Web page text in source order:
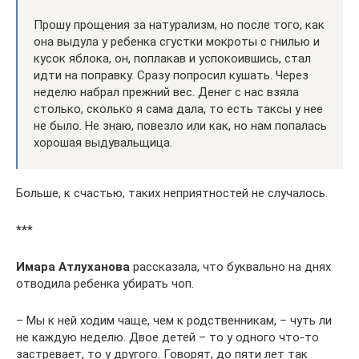
Прошу прощения за натурализм, но после того, как
она выдула у ребенка сгустки мокроты с гнилью и
кусок яблока, он, поплакав и успокоившись, стал
идти на поправку. Сразу попросил кушать. Через
неделю набрал прежний вес. Денег с нас взяла
столько, сколько я сама дала, то есть таксы у нее
не было. Не знаю, повезло или как, но нам попалась
хорошая выдувальщица.
Больше, к счастью, таких неприятностей не случалось.
***
Имара Атлуханова рассказала, что буквально на днях
отводила ребенка убирать чоп.
– Мы к ней ходим чаще, чем к родственникам, – чуть ли
не каждую неделю. Двое детей – то у одного что-то
застревает, то у другого. Говорят, до пяти лет так